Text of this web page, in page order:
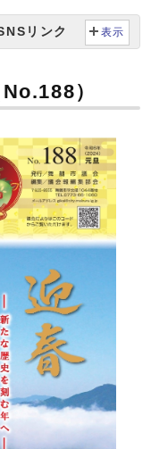
リンク 表示
）